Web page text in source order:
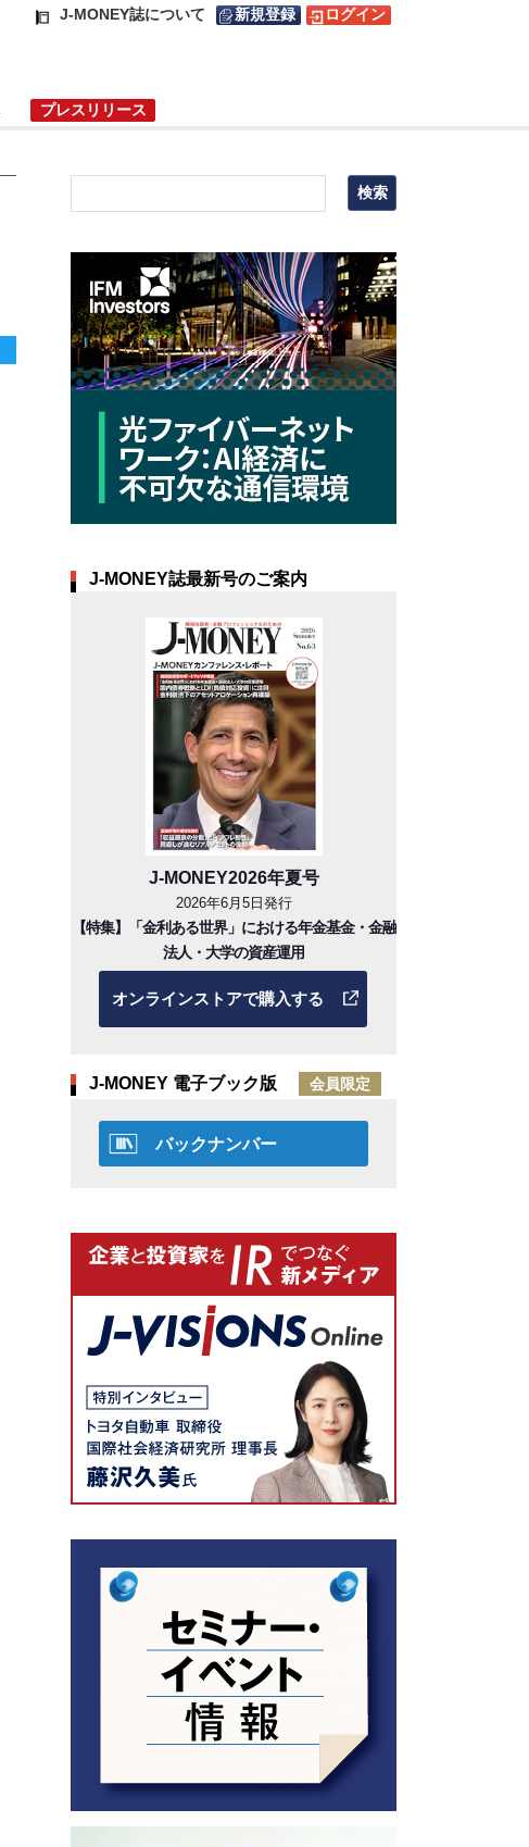
J-MONEY誌について 新規登録 ログイン
プレスリリース
J-MONEY誌最新号のご案内
J-MONEY2026年夏号
2026年6月5日発行
【特集】「金利ある世界」における年金基金・金融
法人・大学の資産運用
オンラインストアで購入する
J-MONEY 電子ブック版 会員限定
バックナンバー